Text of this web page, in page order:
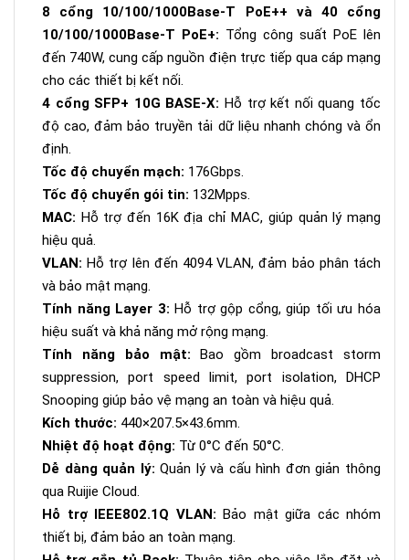
8 cổng 10/100/1000Base-T PoE++ và 40 cổng
10/100/1000Base-T PoE+: Tổng công suất PoE lên
đến 740W, cung cấp nguồn điện trực tiếp qua cáp mạng
cho các thiết bị kết nối.
4 cổng SFP+ 10G BASE-X: Hỗ trợ kết nối quang tốc
độ cao, đảm bảo truyền tải dữ liệu nhanh chóng và ổn
định.
Tốc độ chuyển mạch: 176Gbps.
Tốc độ chuyển gói tin: 132Mpps.
MAC: Hỗ trợ đến 16K địa chỉ MAC, giúp quản lý mạng
hiệu quả.
VLAN: Hỗ trợ lên đến 4094 VLAN, đảm bảo phân tách
và bảo mật mạng.
Tính năng Layer 3: Hỗ trợ gộp cổng, giúp tối ưu hóa
hiệu suất và khả năng mở rộng mạng.
Tính năng bảo mật: Bao gồm broadcast storm
suppression, port speed limit, port isolation, DHCP
Snooping giúp bảo vệ mạng an toàn và hiệu quả.
Kích thước: 440×207.5×43.6mm.
Nhiệt độ hoạt động: Từ 0°C đến 50°C.
Dễ dàng quản lý: Quản lý và cấu hình đơn giản thông
qua Ruijie Cloud.
Hỗ trợ IEEE802.1Q VLAN: Bảo mật giữa các nhóm
thiết bị, đảm bảo an toàn mạng.